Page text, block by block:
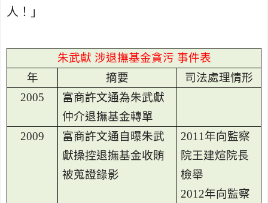
人！」
朱武獻 涉退撫基金貪污 事件表
年
摘要
司法處理情形
2005
富商許文通為朱武獻
仲介退撫基金轉單
2009
富商許文通自曝朱武
獻操控退撫基金收賄
被蒐證錄影
2011 年向監察
院王建煊院長
檢舉
2012年向監察